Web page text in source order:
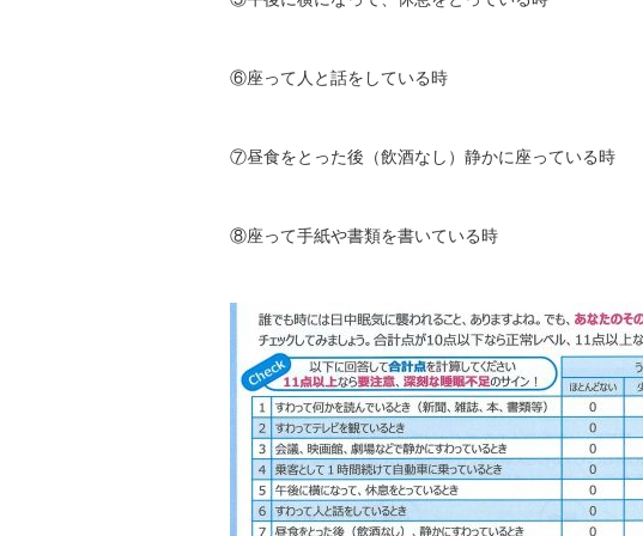
⑥座って人と話をしている時
⑦昼食をとった後（飲酒なし）静かに座っている時
⑧座って手紙や書類を書いている時